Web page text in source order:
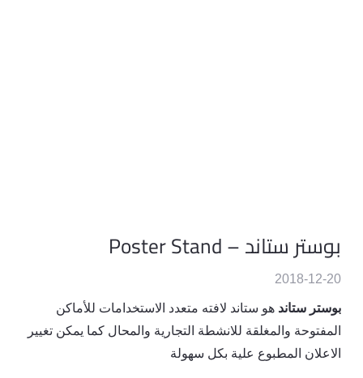
بوستر ستاند – Poster Stand
2018-12-20
بوستر ستاند هو ستاند لافته متعدد الاستخدامات للأماكن
المفتوحة والمغلقة للانشطة التجارية والمحال كما يمكن تغيير
الاعلان المطبوع علية بكل سهولة